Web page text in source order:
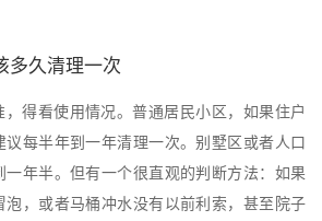
多久清理一次
得看使用情况。普通居民小区，如果住户
每半年到一年清理一次。别墅区或者人口
年半。但有一个很直观的判断方法：如果
，或者马桶冲水没有以前利索，甚至院子